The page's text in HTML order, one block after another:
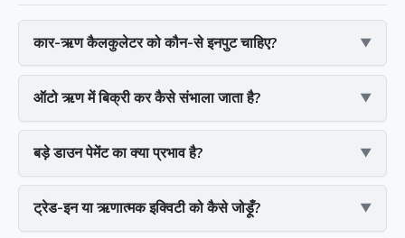
कार-ऋण कैलकुलेटर को कौन-से इनपुट चाहिए?
ऑटो ऋण में बिक्री कर कैसे संभाला जाता है?
बड़े डाउन पेमेंट का क्या प्रभाव है?
ट्रेड-इन या ऋणात्मक इक्विटी को कैसे जोड़ूँ?